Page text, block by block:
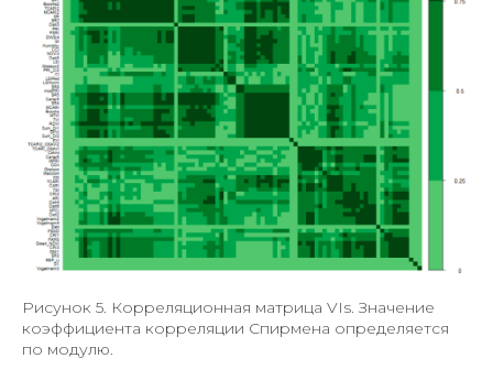
Рисунок 5. Корреляционная матрица VIs. Значение
коэффициента корреляции Спирмена определяется
по модулю.